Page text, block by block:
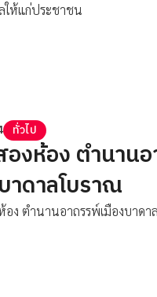
ให้แก่ประชาชน
ทั่วไป
องห้อง ตำนาน
าดาลโบราณ
อง ตำนานอาถรรพ์เมืองบาดา